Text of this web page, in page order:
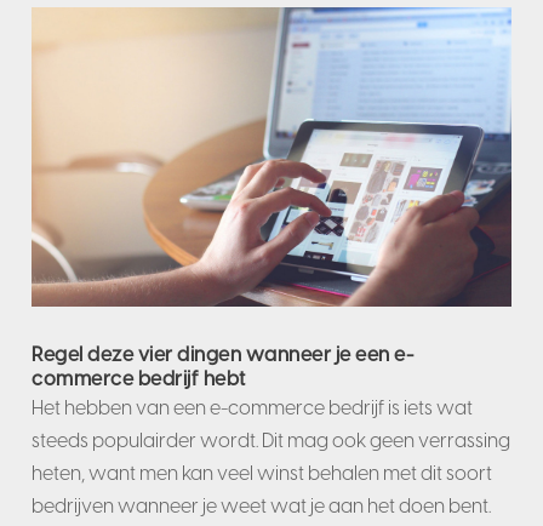
Regel deze vier dingen wanneer je een e-
commerce bedrijf hebt
Het hebben van een e-commerce bedrijf is iets wat
steeds populairder wordt. Dit mag ook geen verrassing
heten, want men kan veel winst behalen met dit soort
bedrijven wanneer je weet wat je aan het doen bent.